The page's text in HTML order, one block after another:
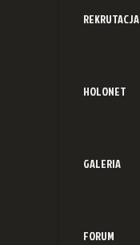
REKRUTACJA
HOLONET
GALERIA
FORUM